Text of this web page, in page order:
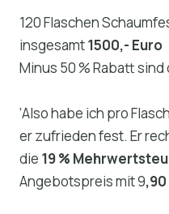
120 Flaschen
insgesamt1500,- Euro
Minus 50 % Rabatt sind
‘Also habe ich pro
er zufrieden fest. Er
die 19 %
Angebotspreis mit 9